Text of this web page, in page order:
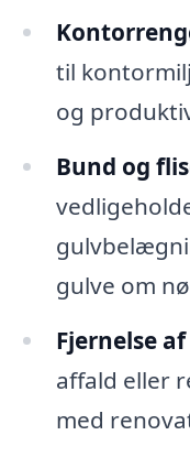
til
og
Bund og
gulve om
Fjernelse
affald eller
med